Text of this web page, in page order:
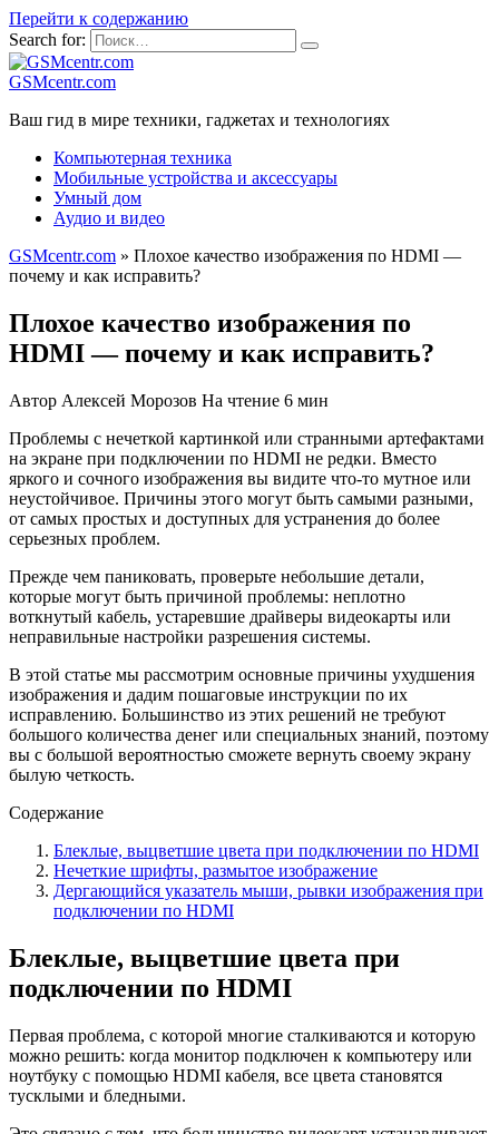
Перейти к содержанию
Search for:
GSMcentr.com
Ваш гид в мире техники, гаджетах и технологиях
Компьютерная техника
Мобильные устройства и аксессуары
Умный дом
Аудио и видео
GSMcentr.com » Плохое качество изображения по HDMI —
почему и как исправить?
Плохое качество изображения по
HDMI — почему и как исправить?
Автор Алексей Морозов На чтение 6 мин
Проблемы с нечеткой картинкой или странными артефактами
на экране при подключении по HDMI не редки. Вместо
яркого и сочного изображения вы видите что-то мутное или
неустойчивое. Причины этого могут быть самыми разными,
от самых простых и доступных для устранения до более
серьезных проблем.
Прежде чем паниковать, проверьте небольшие детали,
которые могут быть причиной проблемы: неплотно
воткнутый кабель, устаревшие драйверы видеокарты или
неправильные настройки разрешения системы.
В этой статье мы рассмотрим основные причины ухудшения
изображения и дадим пошаговые инструкции по их
исправлению. Большинство из этих решений не требуют
большого количества денег или специальных знаний, поэтому
вы с большой вероятностью сможете вернуть своему экрану
былую четкость.
Содержание
Блеклые, выцветшие цвета при подключении по HDMI
Нечеткие шрифты, размытое изображение
Дергающийся указатель мыши, рывки изображения при
подключении по HDMI
Блеклые, выцветшие цвета при
подключении по HDMI
Первая проблема, с которой многие сталкиваются и которую
можно решить: когда монитор подключен к компьютеру или
ноутбуку с помощью HDMI кабеля, все цвета становятся
тусклыми и бледными.